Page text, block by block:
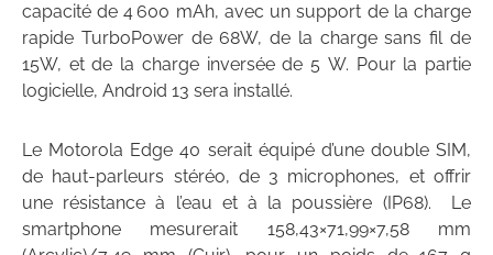
capacité de 4 600 mAh, avec un support de la charge
rapide TurboPower de 68W, de la charge sans fil de
15W, et de la charge inversée de 5 W. Pour la partie
logicielle, Android 13 sera installé.
Le Motorola Edge 40 serait équipé d’une double SIM,
de haut-parleurs stéréo, de 3 microphones, et offrir
une résistance à l’eau et à la poussière (IP68). Le
smartphone mesurerait 158,43×71,99×7,58 mm